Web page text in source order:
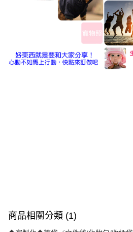
商品相關分類 (1)